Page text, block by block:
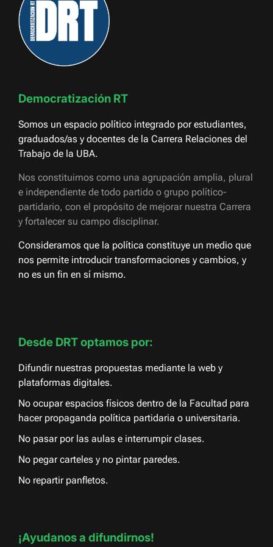
Democratización RT
Somos un espacio político integrado por estudiantes,
graduados/as y docentes de la Carrera Relaciones del
Trabajo de la UBA.
Nos constituimos como una agrupación amplia, plural
e independiente de todo partido o grupo político-
partidario, con el propósito de mejorar nuestra Carrera
y fortalecer su campo disciplinar.
Consideramos que la política constituye un medio que
nos permite introducir transformaciones y cambios, y
no es un fin en sí mismo.
Desde DRT optamos por:
Difundir nuestras propuestas mediante la web y
plataformas digitales.
No ocupar espacios físicos dentro de la Facultad para
hacer propaganda política partidaria o universitaria.
No pasar por las aulas e interrumpir clases.
No pegar carteles y no pintar paredes.
No repartir panfletos.
¡Ayudanos a difundirnos!